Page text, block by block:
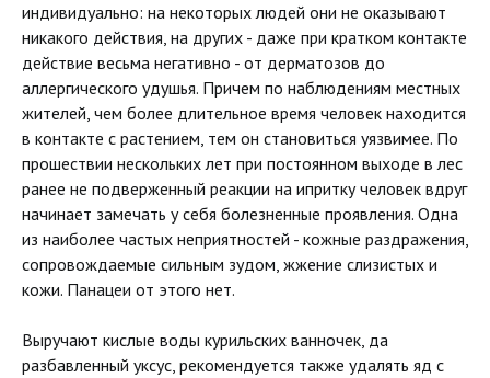
индивидуально: на некоторых людей они не оказывают
никакого действия, на других - даже при кратком контакте
действие весьма негативно - от дерматозов до
аллергического удушья. Причем по наблюдениям местных
жителей, чем более длительное время человек находится
в контакте с растением, тем он становиться уязвимее. По
прошествии нескольких лет при постоянном выходе в лес
ранее не подверженный реакции на ипритку человек вдруг
начинает замечать у себя болезненные проявления. Одна
из наиболее частых неприятностей - кожные раздражения,
сопровождаемые сильным зудом, жжение слизистых и
кожи. Панацеи от этого нет.
Выручают кислые воды курильских ванночек, да
разбавленный уксус, рекомендуется также удалять яд с